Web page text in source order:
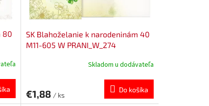
80
SK Blahoželanie k narodeninám 40
M11-605 W PRANI_W_274
Skladom u dodávateľa
€1,88 / ks
Do košíka